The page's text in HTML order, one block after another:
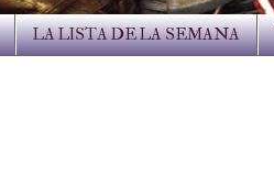
LA LISTA DE LA SEMANA